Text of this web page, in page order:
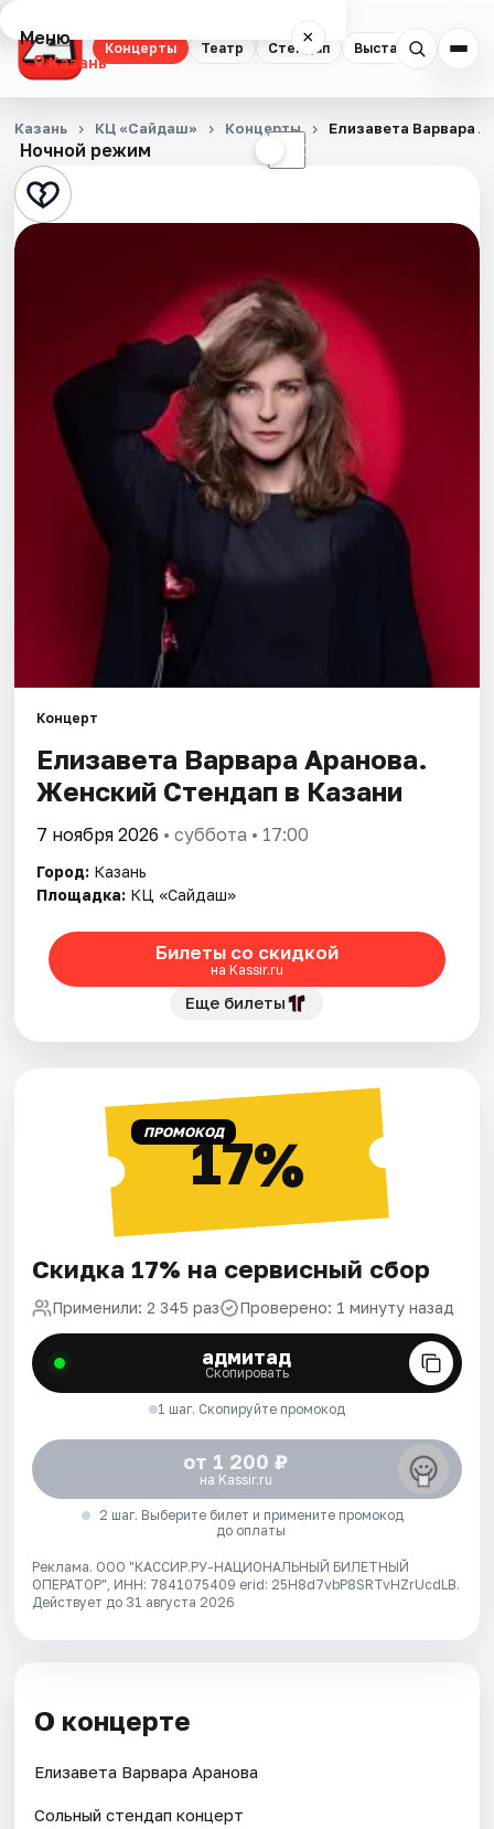
Концерты Театр Стендап Выставки
Меню ×
Казань
Концерты
Театр
Стендап
Экскурсии
Спорт
События
Артисты
Ночной режим ☾
Казань КЦ «Сайдаш» Концерты Елизавета Варвара
Концерт
Елизавета Варвара Аранова.
Женский Стендап в Казани
7 ноября 2026 • суббота • 17:00
Город: Казань
Площадка: КЦ «Сайдаш»
Билеты со скидкой
на Kassir.ru
Еще билеты
ПРОМОКОД17%
Скидка 17% на сервисный сбор
Применили: 2 345 раз Проверено: 1 минуту назад
адмитад
Скопировать
1 шаг. Скопируйте промокод
от 1 200 ₽
на Kassir.ru
2 шаг. Выберите билет и примените промокод
до оплаты
Реклама. ООО "КАССИР.РУ-НАЦИОНАЛЬНЫЙ БИЛЕТНЫЙ
ОПЕРАТОР", ИНН: 7841075409 erid: 25H8d7vbP8SRTvHZrUcdLB.
Действует до 31 августа 2026
О концерте
Елизавета Варвара Аранова
Сольный стендап концерт